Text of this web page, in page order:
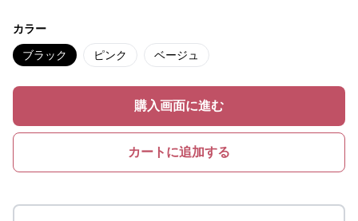
カラー
ブラック ピンク ベージュ
購入画面に進む
カートに追加する